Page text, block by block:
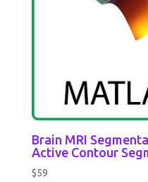
Brain MRI
Active Contour
$59